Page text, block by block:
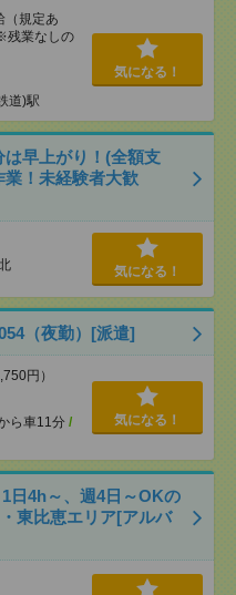
規定あ
残業なしの
道)駅
気になる！
は早上がり！(全額支
！未経験者大歓
気になる！
（夜勤）[派遣]
円）
ら車11分 /
気になる！
1日4h～、週4日～OKの
東比恵エリア[アルバ